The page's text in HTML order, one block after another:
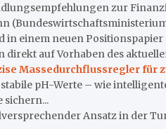
zur
einem neuen Positionspapier
direkt auf Vorhaben des
Massedurchflussregler für
pH-Werte – wie
sichern...
Ansatz in der